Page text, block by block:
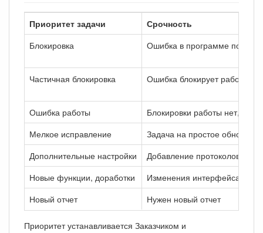
Приоритет задачи
Срочность
Блокировка
Ошибка в программе
Частичная блокировка Ошибка блокирует работу
Ошибка работы
Блокировки работы нет,
Мелкое исправление
Задача на простое
Дополнительные настройки
Добавление протоколов,
Новые функции, доработки
Изменения интерфейса и
Новый отчет
Нужен новый отчет
Приоритет устанавливается Заказчиком и